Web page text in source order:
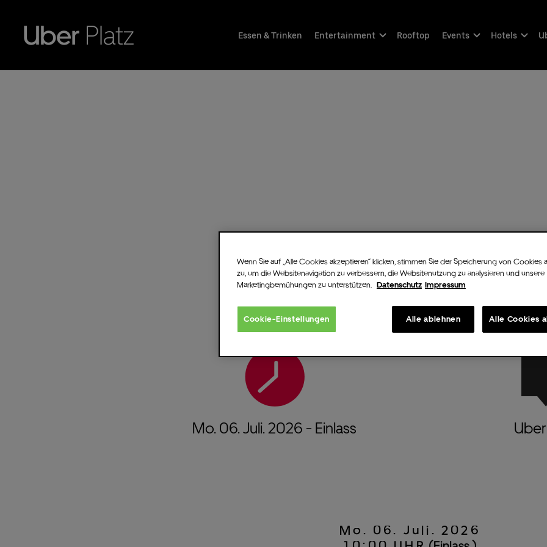
Essen & Trinken Entertainment Rooftop Events Hotels
Mo. 06. Juli. 2026 - Einlass
Mo. 06. Juli. 2026
Wenn Sie auf „Alle Cookies akzeptieren“ klicken, stimmen Sie der Speicherung von Cookies
zu, um die Websitenavigation zu verbessern, die Websitenutzung zu analysieren und unsere
Marketingbemühungen zu unterstützen. Datenschutz Impressum
Cookie-Einstellungen Alle ablehnen Alle Cookies